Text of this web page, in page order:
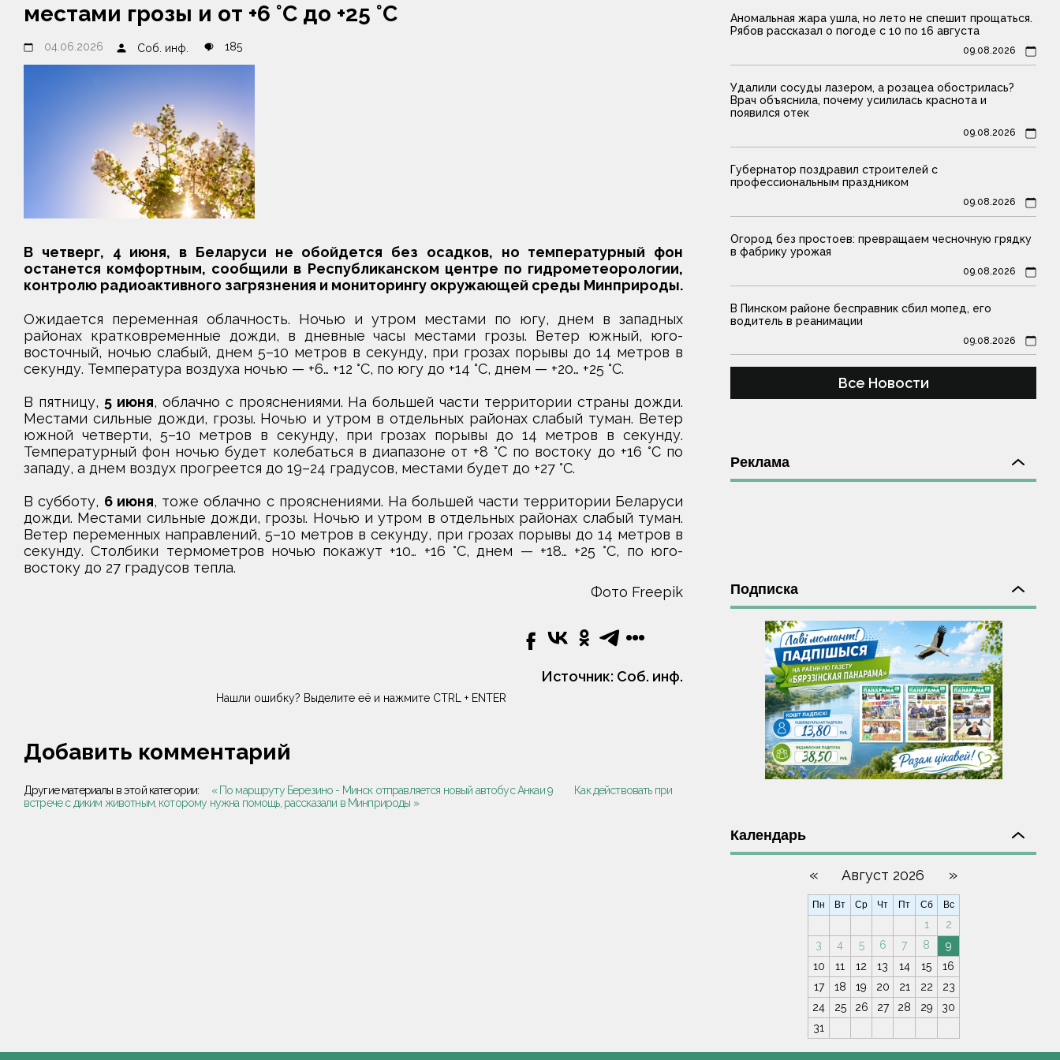
местами грозы и от +6 °С до +25 °С
04.06.2026 Соб. инф. 185
В четверг, 4 июня, в Беларуси не обойдется без осадков, но температурный фон
останется комфортным, сообщили в Республиканском центре по гидрометеорологии,
контролю радиоактивного загрязнения и мониторингу окружающей среды Минприроды.
Ожидается переменная облачность. Ночью и утром местами по югу, днем в западных
районах кратковременные дожди, в дневные часы местами грозы. Ветер южный, юго-
восточный, ночью слабый, днем 5–10 метров в секунду, при грозах порывы до 14 метров в
секунду. Температура воздуха ночью — +6… +12 °С, по югу до +14 °С, днем — +20… +25 °С.
В пятницу, 5 июня, облачно с прояснениями. На большей части территории страны дожди.
Местами сильные дожди, грозы. Ночью и утром в отдельных районах слабый туман. Ветер
южной четверти, 5–10 метров в секунду, при грозах порывы до 14 метров в секунду.
Температурный фон ночью будет колебаться в диапазоне от +8 °С по востоку до +16 °С по
западу, а днем воздух прогреется до 19–24 градусов, местами будет до +27 °С.
В субботу, 6 июня, тоже облачно с прояснениями. На большей части территории Беларуси
дожди. Местами сильные дожди, грозы. Ночью и утром в отдельных районах слабый туман.
Ветер переменных направлений, 5–10 метров в секунду, при грозах порывы до 14 метров в
секунду. Столбики термометров ночью покажут +10… +16 °С, днем — +18… +25 °С, по юго-
востоку до 27 градусов тепла.
Фото Freepik
Источник: Соб. инф.
Нашли ошибку? Выделите её и нажмите CTRL + ENTER
Добавить комментарий
Другие материалы в этой категории: « По маршруту Березино - Минск отправляется новый автобус Анкаи 9
Как действовать при
встрече с диким животным, которому нужна помощь, рассказали в Минприроды »
Аномальная жара ушла, но лето не спешит прощаться.
Рябов рассказал о погоде с 10 по 16 августа
09.08.2026
Удалили сосуды лазером, а розацеа обострилась?
Врач объяснила, почему усилилась краснота и
появился отек
09.08.2026
Губернатор поздравил строителей с
профессиональным праздником
09.08.2026
Огород без простоев: превращаем чесночную грядку
в фабрику урожая
09.08.2026
В Пинском районе бесправник сбил мопед, его
водитель в реанимации
09.08.2026
Все Новости
Реклама
Подписка
Календарь
« Август 2026 »
Пн Вт Ср Чт Пт Сб Вс
1
2
3
4 5 6 7 8
9
10
11 12 13 14 15
16
17
18 19 20 21 22
23
24
25 26 27 28 29
30
31